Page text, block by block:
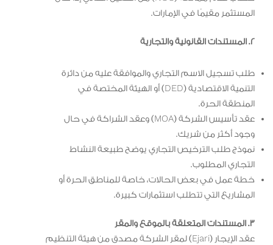
المستثمر مقيمًا في الإمارات.
2. المستندات القانونية والتجارية
طلب تسجيل الاسم التجاري والموافقة عليه من دائرة
التنمية الاقتصادية (DED) أو الهيئة المختصة في
المنطقة الحرة.
عقد تأسيس الشركة (MOA) وعقد الشراكة في حال
وجود أكثر من شريك.
نموذج طلب الترخيص التجاري يوضح طبيعة النشاط
التجاري المطلوب.
خطة عمل في بعض الحالات، خاصة للمناطق الحرة أو
المشاريع التي تتطلب استثمارات كبيرة.
3. المستندات المتعلقة بالموقع والمقر
عقد الإيجار (Ejari) لمقر الشركة مصدق من هيئة التنظيم